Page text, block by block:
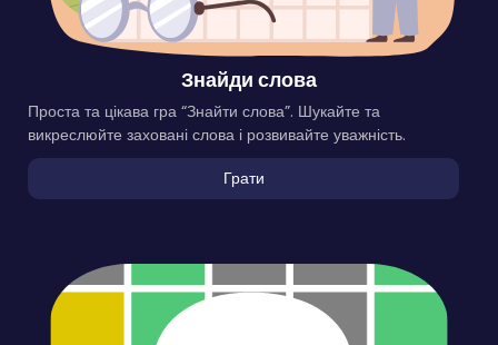
Знайди слова
Проста та цікава гра “Знайти слова”. Шукайте та
викреслюйте заховані слова і розвивайте уважність.
Грати